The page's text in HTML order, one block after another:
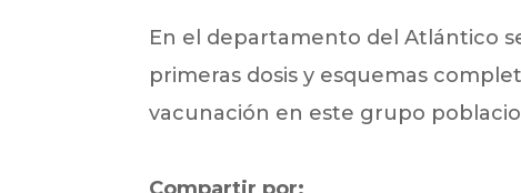
En el departamento del Atlántico
primeras dosis y esquemas
vacunación en este grupo